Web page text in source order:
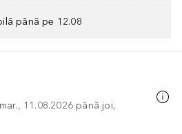
până pe 12.08
11.08.2026 până joi,